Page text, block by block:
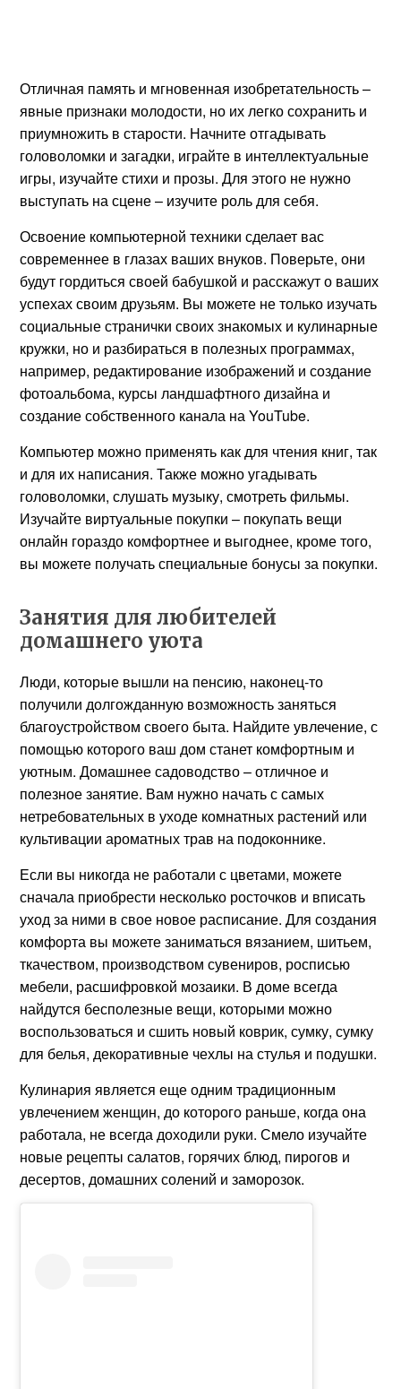
Отличная память и мгновенная изобретательность –
явные признаки молодости, но их легко сохранить и
приумножить в старости. Начните отгадывать
головоломки и загадки, играйте в интеллектуальные
игры, изучайте стихи и прозы. Для этого не нужно
выступать на сцене – изучите роль для себя.
Освоение компьютерной техники сделает вас
современнее в глазах ваших внуков. Поверьте, они
будут гордиться своей бабушкой и расскажут о ваших
успехах своим друзьям. Вы можете не только изучать
социальные странички своих знакомых и кулинарные
кружки, но и разбираться в полезных программах,
например, редактирование изображений и создание
фотоальбома, курсы ландшафтного дизайна и
создание собственного канала на YouTube.
Компьютер можно применять как для чтения книг, так
и для их написания. Также можно угадывать
головоломки, слушать музыку, смотреть фильмы.
Изучайте виртуальные покупки – покупать вещи
онлайн гораздо комфортнее и выгоднее, кроме того,
вы можете получать специальные бонусы за покупки.
Занятия для любителей
домашнего уюта
Люди, которые вышли на пенсию, наконец-то
получили долгожданную возможность заняться
благоустройством своего быта. Найдите увлечение, с
помощью которого ваш дом станет комфортным и
уютным. Домашнее садоводство – отличное и
полезное занятие. Вам нужно начать с самых
нетребовательных в уходе комнатных растений или
культивации ароматных трав на подоконнике.
Если вы никогда не работали с цветами, можете
сначала приобрести несколько росточков и вписать
уход за ними в свое новое расписание. Для создания
комфорта вы можете заниматься вязанием, шитьем,
ткачеством, производством сувениров, росписью
мебели, расшифровкой мозаики. В доме всегда
найдутся бесполезные вещи, которыми можно
воспользоваться и сшить новый коврик, сумку, сумку
для белья, декоративные чехлы на стулья и подушки.
Кулинария является еще одним традиционным
увлечением женщин, до которого раньше, когда она
работала, не всегда доходили руки. Смело изучайте
новые рецепты салатов, горячих блюд, пирогов и
десертов, домашних солений и заморозок.